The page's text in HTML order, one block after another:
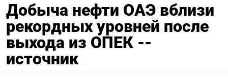
Добыча нефти ОАЭ вблизи
рекордных уровней после
выхода из ОПЕК --
источник